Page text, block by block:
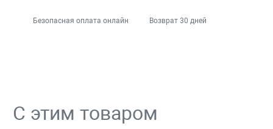
Безопасная оплата онлайн Возврат 30 дней
С этим товаром